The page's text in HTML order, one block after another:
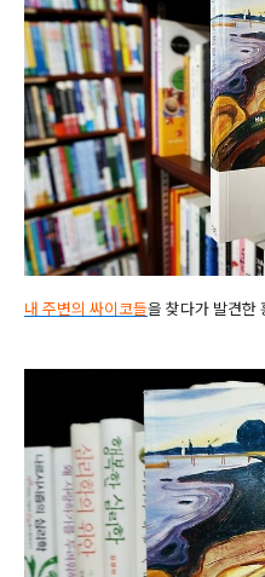
내 주변의 싸이코들을 찾다가 발견한